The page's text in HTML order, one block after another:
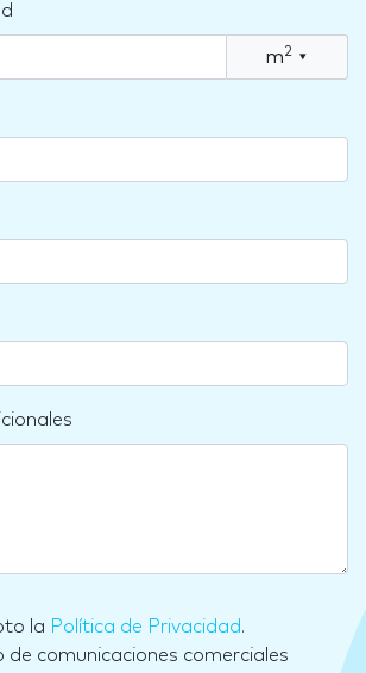
m2 ▾
la Política de Privacidad.
de comunicaciones comerciales